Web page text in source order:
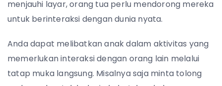
menjauhi layar, orang tua perlu mendorong mereka
untuk berinteraksi dengan dunia nyata.
Anda dapat melibatkan anak dalam aktivitas yang
memerlukan interaksi dengan orang lain melalui
tatap muka langsung. Misalnya saja minta tolong